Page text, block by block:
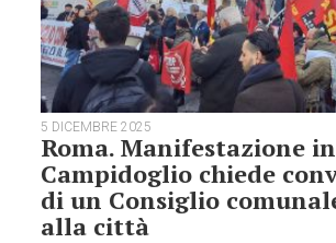
5 DICEMBRE 2025
Roma. Manifestazione in
Campidoglio chiede
di un Consiglio
alla città